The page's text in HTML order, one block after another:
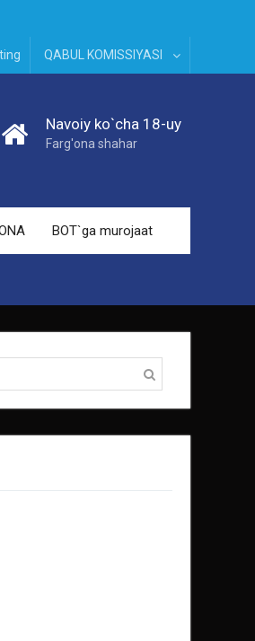
QABUL KOMISSIYASI
Navoiy ko`cha 18-uy
Farg'ona shahar
BOT`ga murojaat